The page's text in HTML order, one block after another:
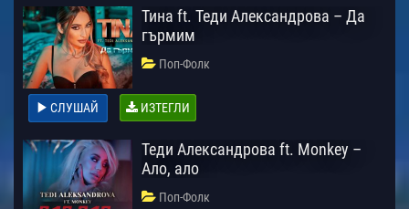
Тина ft. Теди Александрова – Да
гърмим
Поп-Фолк
СЛУШАЙ ИЗТЕГЛИ
Теди Александрова ft. Monkey –
Ало, ало
Поп-Фолк